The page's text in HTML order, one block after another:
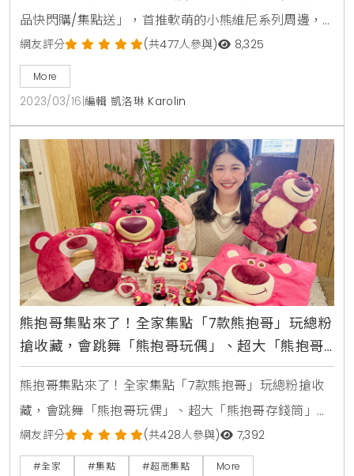
品快閃購/集點送」，首推軟萌的小熊維尼系列周邊，
以春天花草為設計發想，開發包括「陶瓷立體茶壺+玻
璃杯組」、「陶瓷馬克杯+立體矽膠蓋組」、「輕便摺
疊傘+肩背帆布袋組」、「304不鏽鋼保溫瓶」等周邊
商品，其中茶壺及矽膠杯蓋上皆有小熊維尼的立體造型
設計，萌趣形象讓人愛不釋手。米奇系列周邊則推出隔
熱手套圍裙組、304不鏽鋼保溫瓶、304不鏽鋼燜燒罐
網友評分 (共477人參與) 8,325
More
2023/03/16 編輯 凱洛琳 Karolin
熊抱哥集點來了！全家集點「7款熊抱哥」玩總粉
搶收藏，會跳舞「熊抱哥玩偶」、超大「熊抱哥
存錢筒」超可愛
熊抱哥集點來了！全家集點「7款熊抱哥」玩總粉搶收
藏，會跳舞「熊抱哥玩偶」、超大「熊抱哥存錢筒」超
可愛全家、皮克斯「熊抱哥集點加價購」活動時間：
2023/2/22~2023/4/4加價購品項：1、熊抱哥搖擺玩偶
網友評分 (共428人參與) 7,392
#全家 #集點 #超商集點 More